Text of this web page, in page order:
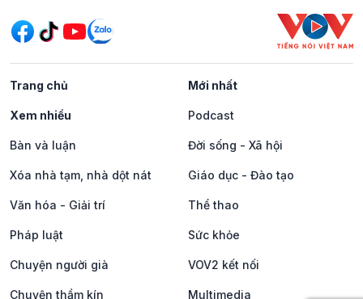
Trang chủ Mới nhất
Xem nhiều Podcast
Bàn và luận Đời sống - Xã hội
Xóa nhà tạm, nhà dột nát Giáo dục - Đào tạo
Văn hóa - Giải trí Thể thao
Pháp luật Sức khỏe
Chuyện người già VOV2 kết nối
Chuyện thầm kín Multimedia